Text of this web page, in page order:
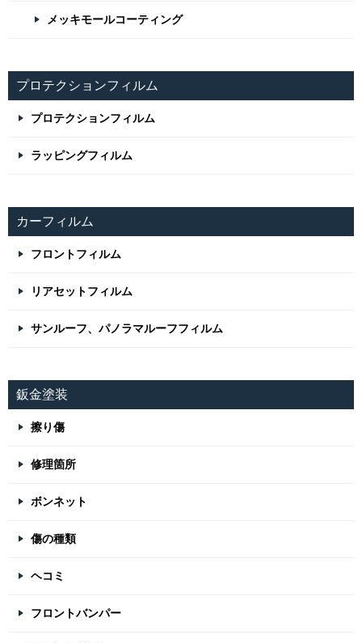
メッキモールコーティング
プロテクションフィルム
プロテクションフィルム
ラッピングフィルム
カーフィルム
フロントフィルム
リアセットフィルム
サンルーフ、パノラマルーフフィルム
鈑金塗装
擦り傷
修理箇所
ボンネット
傷の種類
ヘコミ
フロントバンパー